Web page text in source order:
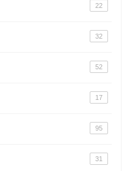
22
32
52
17
95
31